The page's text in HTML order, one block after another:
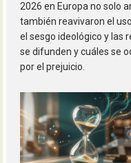
2026 en Europa no solo
también reavivaron el
el sesgo ideológico y las
se difunden y cuáles se
por el prejuicio.